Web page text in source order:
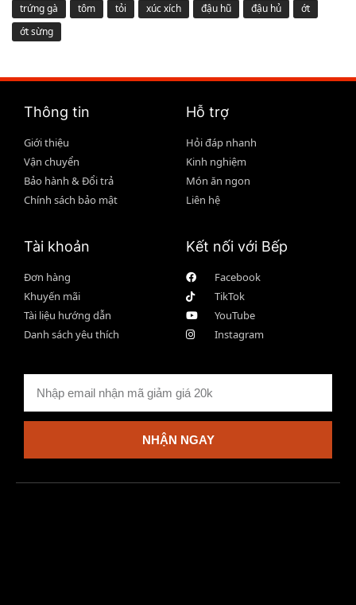
trứng gà
tôm tỏi xúc xích đậu hũ đậu hủ
ớt
ớt sừng
Thông tin
Giới thiệu
Vận chuyển
Bảo hành & Đổi trả
Chính sách bảo mật
Hỗ trợ
Hỏi đáp nhanh
Kinh nghiệm
Món ăn ngon
Liên hệ
Tài khoản
Đơn hàng
Khuyến mãi
Tài liệu hướng dẫn
Danh sách yêu thích
Kết nối với Bếp
Facebook
TikTok
YouTube
Instagram
NHẬN NGAY